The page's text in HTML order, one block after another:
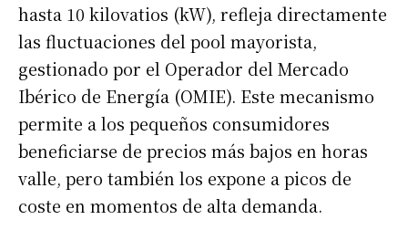
hasta 10 kilovatios (kW), refleja directamente
las fluctuaciones del pool mayorista,
gestionado por el Operador del Mercado
Ibérico de Energía (OMIE). Este mecanismo
permite a los pequeños consumidores
beneficiarse de precios más bajos en horas
valle, pero también los expone a picos de
coste en momentos de alta demanda.